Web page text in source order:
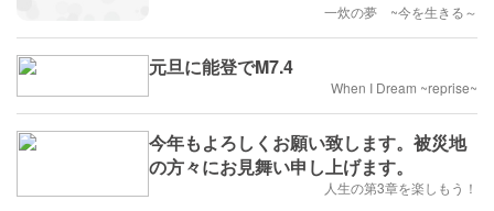
一炊の夢 ~今を生きる～
元旦に能登でM7.4
When I Dream ~reprise~
今年もよろしくお願い致します。被災地
の方々にお見舞い申し上げます。
人生の第3章を楽しもう！